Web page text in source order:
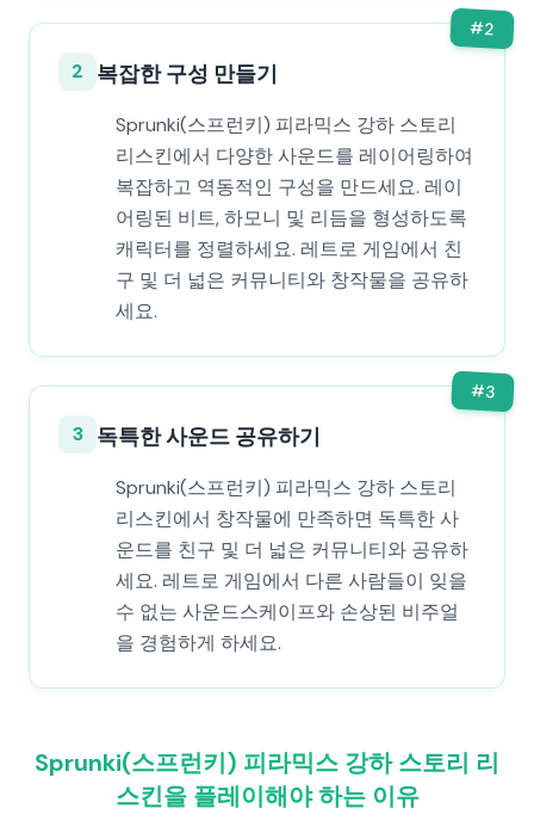
#2
2 복잡한 구성 만들기
Sprunki(스프런키) 피라믹스 강하 스토리
리스킨에서 다양한 사운드를 레이어링하여
복잡하고 역동적인 구성을 만드세요. 레이
어링된 비트, 하모니 및 리듬을 형성하도록
캐릭터를 정렬하세요. 레트로 게임에서 친
구 및 더 넓은 커뮤니티와 창작물을 공유하
세요.
#3
3 독특한 사운드 공유하기
Sprunki(스프런키) 피라믹스 강하 스토리
리스킨에서 창작물에 만족하면 독특한 사
운드를 친구 및 더 넓은 커뮤니티와 공유하
세요. 레트로 게임에서 다른 사람들이 잊을
수 없는 사운드스케이프와 손상된 비주얼
을 경험하게 하세요.
Sprunki(스프런키) 피라믹스 강하 스토리 리
스킨을 플레이해야 하는 이유